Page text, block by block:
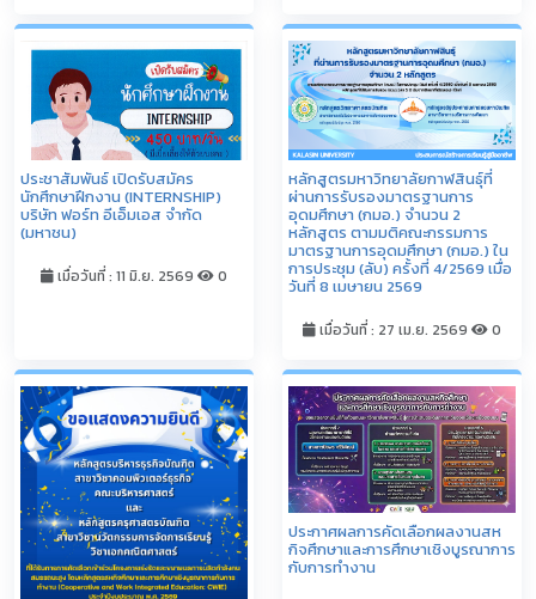
ประชาสัมพันธ์ เปิดรับสมัคร
นักศึกษาฝึกงาน (INTERNSHIP)
บริษัท ฟอร์ท อีเอ็มเอส จำกัด
(มหาชน)
เมื่อวันที่ : 11 มิ.ย. 2569 0
หลักสูตรมหาวิทยาลัยกาฬสินธุ์ที่
ผ่านการรับรองมาตรฐานการ
อุดมศึกษา (กมอ.) จำนวน 2
หลักสูตร ตามมติคณะกรรมการ
มาตรฐานการอุดมศึกษา (กมอ.) ใน
การประชุม (ลับ) ครั้งที่ 4/2569 เมื่อ
วันที่ 8 เมษายน 2569
เมื่อวันที่ : 27 เม.ย. 2569 0
ประกาศผลการคัดเลือกผลงานสห
กิจศึกษาและการศึกษาเชิงบูรณาการ
กับการทำงาน